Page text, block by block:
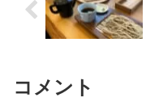
コメント